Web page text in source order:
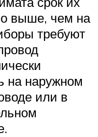
выше, чем на
требуют
на наружном
или в